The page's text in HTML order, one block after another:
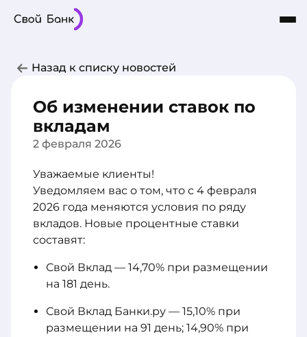
О Банке
Частным лицам
Назад к списку новостей
Об изменении ставок по
вкладам
2 февраля 2026
Уважаемые клиенты!
Уведомляем вас о том, что с 4 февраля
2026 года меняются условия по ряду
вкладов. Новые процентные ставки
составят:
Свой Вклад — 14,70% при размещении
на 181 день.
Свой Вклад Банки.ру — 15,10% при
размещении на 91 день; 14,90% при